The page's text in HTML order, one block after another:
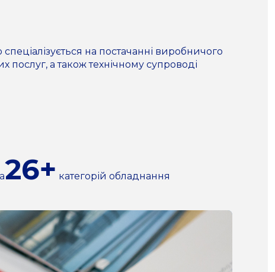
на постачанні виробничого
послуг, а також технічному супроводі
26+ категорій обладнання